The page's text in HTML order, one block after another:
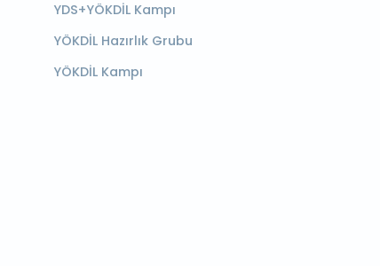
YDS+YÖKDİL Kampı
YÖKDİL Hazırlık Grubu
YÖKDİL Kampı